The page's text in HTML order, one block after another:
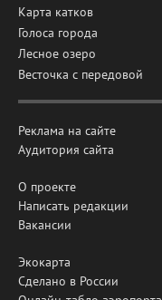
Карта катков
Голоса города
Лесное озеро
Весточка с передовой
Реклама на сайте
Аудитория сайта
О проекте
Написать редакции
Вакансии
Экокарта
Сделано в России